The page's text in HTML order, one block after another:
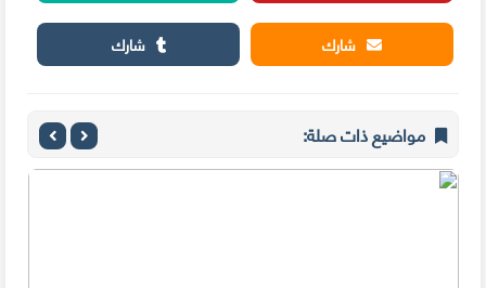
شارك
شارك
مواضيع ذات صلة: